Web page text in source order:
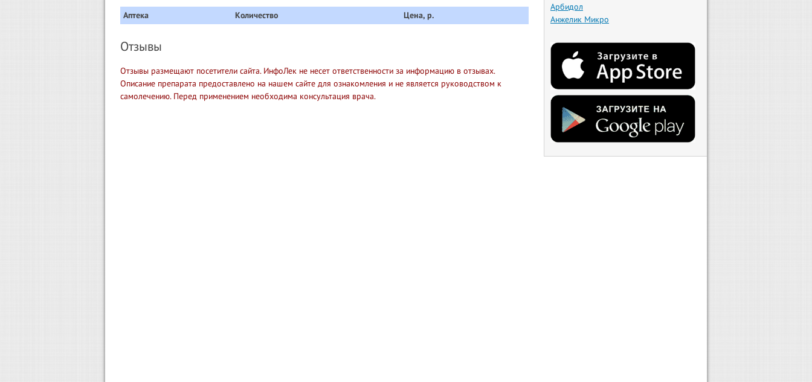
Аптека Количество Цена, р.
Отзывы
Отзывы размещают посетители сайта. ИнфоЛек не несет ответственности за информацию в отзывах.
Описание препарата предоставлено на нашем сайте для ознакомления и не является руководством к
самолечению. Перед применением необходима консультация врача.
Арбидол
Анжелик Микро